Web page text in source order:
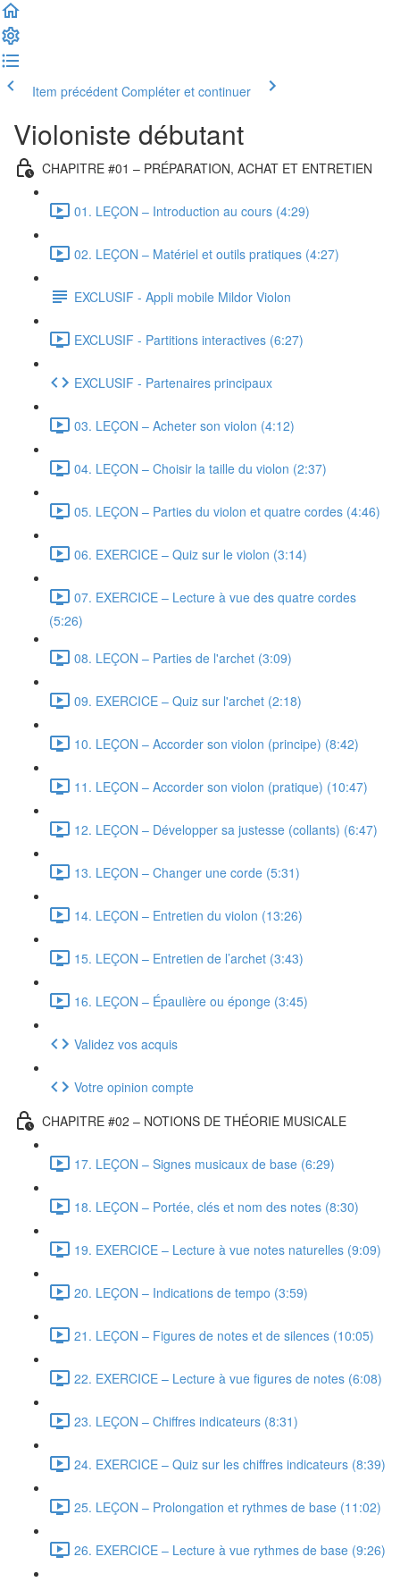
Item précédent Compléter et continuer
Violoniste débutant
CHAPITRE #01 – PRÉPARATION, ACHAT ET ENTRETIEN
01. LEÇON – Introduction au cours (4:29)
02. LEÇON – Matériel et outils pratiques (4:27)
EXCLUSIF - Appli mobile Mildor Violon
EXCLUSIF - Partitions interactives (6:27)
EXCLUSIF - Partenaires principaux
03. LEÇON – Acheter son violon (4:12)
04. LEÇON – Choisir la taille du violon (2:37)
05. LEÇON – Parties du violon et quatre cordes (4:46)
06. EXERCICE – Quiz sur le violon (3:14)
07. EXERCICE – Lecture à vue des quatre cordes
(5:26)
08. LEÇON – Parties de l'archet (3:09)
09. EXERCICE – Quiz sur l'archet (2:18)
10. LEÇON – Accorder son violon (principe) (8:42)
11. LEÇON – Accorder son violon (pratique) (10:47)
12. LEÇON – Développer sa justesse (collants) (6:47)
13. LEÇON – Changer une corde (5:31)
14. LEÇON – Entretien du violon (13:26)
15. LEÇON – Entretien de l’archet (3:43)
16. LEÇON – Épaulière ou éponge (3:45)
Validez vos acquis
Votre opinion compte
CHAPITRE #02 – NOTIONS DE THÉORIE MUSICALE
17. LEÇON – Signes musicaux de base (6:29)
18. LEÇON – Portée, clés et nom des notes (8:30)
19. EXERCICE – Lecture à vue notes naturelles (9:09)
20. LEÇON – Indications de tempo (3:59)
21. LEÇON – Figures de notes et de silences (10:05)
22. EXERCICE – Lecture à vue figures de notes (6:08)
23. LEÇON – Chiffres indicateurs (8:31)
24. EXERCICE – Quiz sur les chiffres indicateurs (8:39)
25. LEÇON – Prolongation et rythmes de base (11:02)
26. EXERCICE – Lecture à vue rythmes de base (9:26)